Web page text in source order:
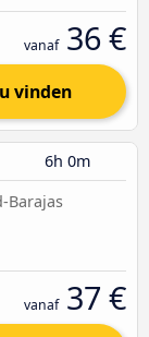
vanaf 36 €
vinden
6h 0m
Barajas
vanaf 37 €